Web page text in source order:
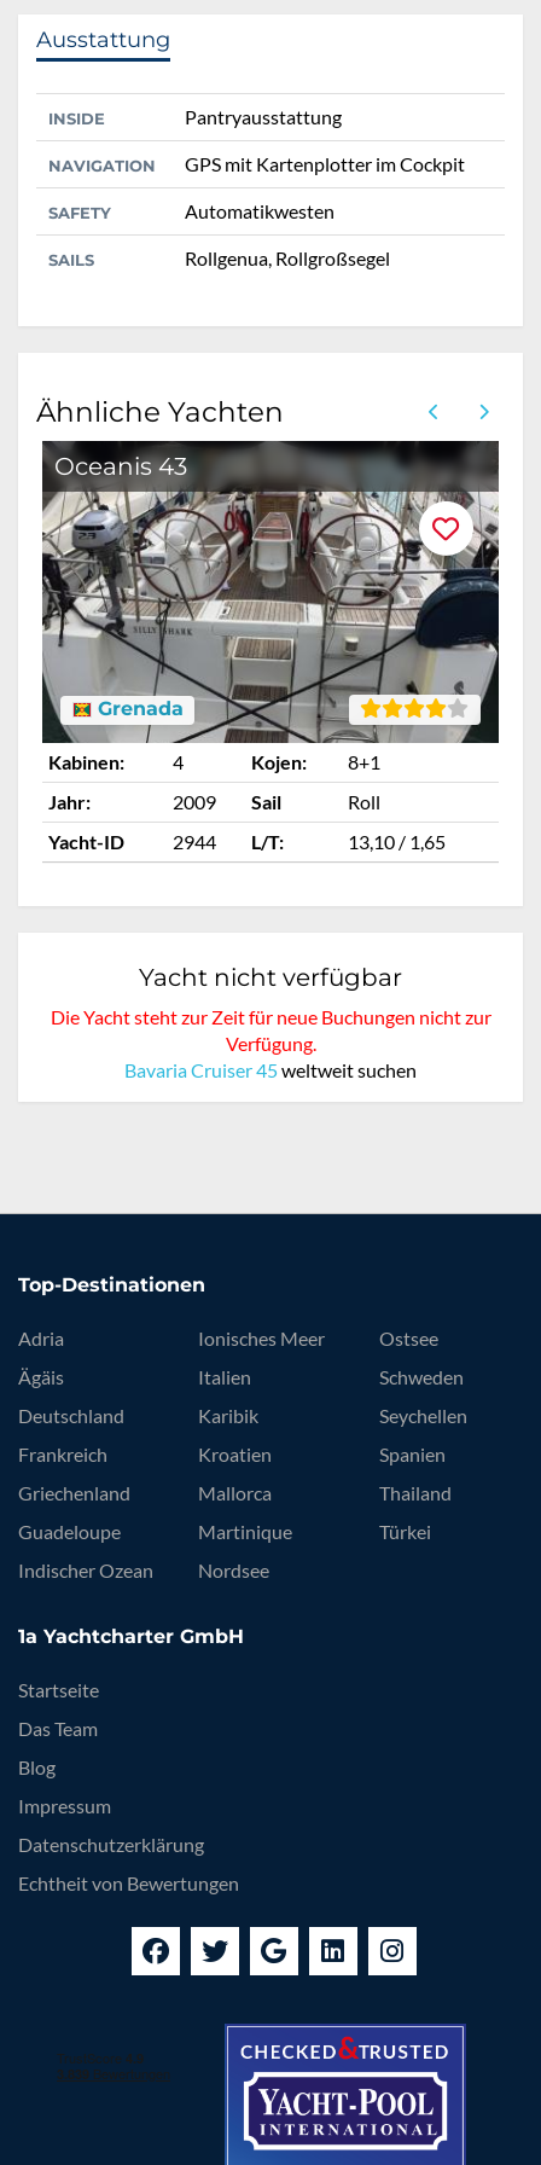
Ausstattung
INSIDE Pantryausstattung
NAVIGATION GPS mit Kartenplotter im Cockpit
SAFETY Automatikwesten
SAILS Rollgenua, Rollgroßsegel
Ähnliche Yachten
Oceanis 43
Grenada
Kabinen: 4 Kojen:
8+1
Jahr:
2009 Sail
Roll
Yacht-ID
2944 L/T: 13,10 / 1,65
Yacht nicht verfügbar
Die Yacht steht zur Zeit für neue Buchungen nicht zur
Verfügung.
Bavaria Cruiser 45weltweit suchen
Top-Destinationen
Adria
Ägäis
Deutschland
Frankreich
Griechenland
Guadeloupe
Indischer Ozean
Ionisches Meer
Italien
Karibik
Kroatien
Mallorca
Martinique
Nordsee
Ostsee
Schweden
Seychellen
Spanien
Thailand
Türkei
1a Yachtcharter GmbH
Startseite
Das Team
Blog
Impressum
Datenschutzerklärung
Echtheit von Bewertungen